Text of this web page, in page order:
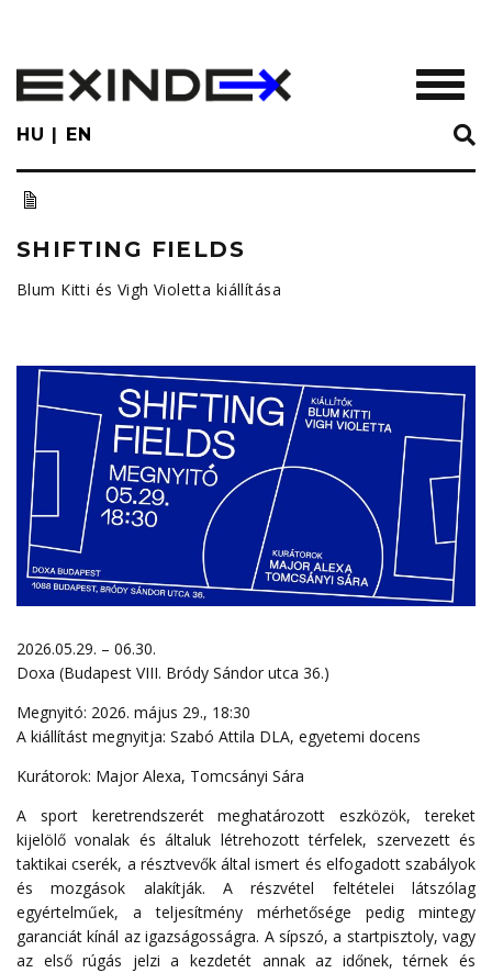
main
content
HU EN
SHIFTING FIELDS
Blum Kitti és Vigh Violetta kiállítása
2026.05.29. – 06.30.
Doxa (Budapest VIII. Bródy Sándor utca 36.)
Megnyitó: 2026. május 29., 18:30
A kiállítást megnyitja: Szabó Attila DLA, egyetemi docens
Kurátorok: Major Alexa, Tomcsányi Sára
A sport keretrendszerét meghatározott eszközök, tereket
kijelölő vonalak és általuk létrehozott térfelek, szervezett és
taktikai cserék, a résztvevők által ismert és elfogadott szabályok
és mozgások alakítják. A részvétel feltételei látszólag
egyértelműek, a teljesítmény mérhetősége pedig mintegy
garanciát kínál az igazságosságra. A sípszó, a startpisztoly, vagy
az első rúgás jelzi a kezdetét annak az időnek, térnek és